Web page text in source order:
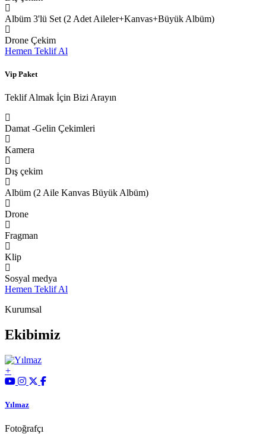
Albüm 3'lü Set (2 Adet Aileler+Kanvas+Büyük Albüm)
Drone Çekim
Hemen Teklif Al
Vip Paket
Teklif Almak İçin Bizi Arayın
Damat -Gelin Çekimleri
Kamera
Dış çekim
Albüm (2 Aile Kanvas Büyük Albüm)
Drone
Fragman
Klip
Sosyal medya
Hemen Teklif Al
Kurumsal
Ekibimiz
Yılmaz
Fotoğrafçı